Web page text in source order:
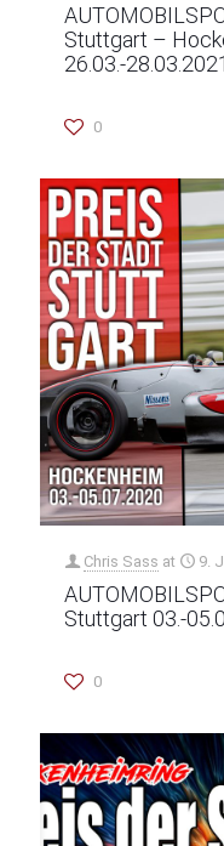
Stuttgart –
26.03.-28.03.2021
0
Chris Sass at 9.
Stuttgart 03.-
0